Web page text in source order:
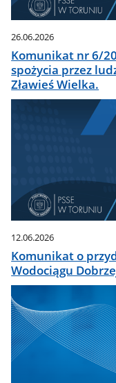
26.06.2026
Komunikat nr 6/
spożycia przez
Zławieś Wielka.
12.06.2026
Komunikat o
Wodociągu